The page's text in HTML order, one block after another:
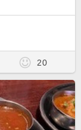
20